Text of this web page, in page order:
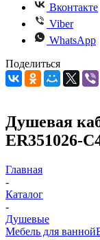
Вконтакте
Viber
WhatsApp
Поделиться
Душевая
ER351026-
Главная
-
Каталог
-
Душевые
Мебель для ванной